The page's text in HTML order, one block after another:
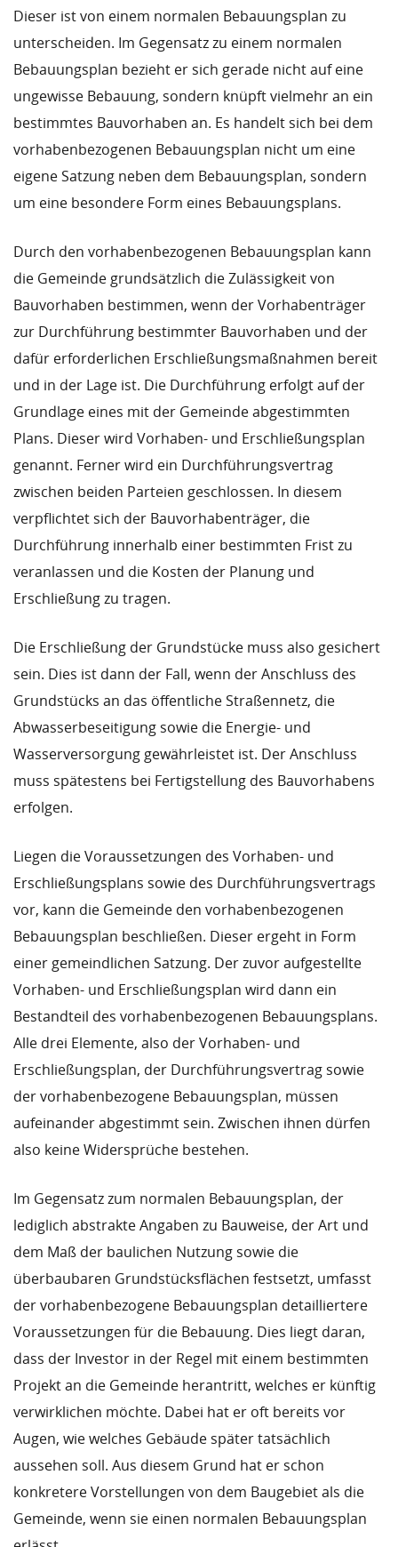
Dieser ist von einem normalen Bebauungsplan zu
unterscheiden. Im Gegensatz zu einem normalen
Bebauungsplan bezieht er sich gerade nicht auf eine
ungewisse Bebauung, sondern knüpft vielmehr an ein
bestimmtes Bauvorhaben an. Es handelt sich bei dem
vorhabenbezogenen Bebauungsplan nicht um eine
eigene Satzung neben dem Bebauungsplan, sondern
um eine besondere Form eines Bebauungsplans.
Durch den vorhabenbezogenen Bebauungsplan kann
die Gemeinde grundsätzlich die Zulässigkeit von
Bauvorhaben bestimmen, wenn der Vorhabenträger
zur Durchführung bestimmter Bauvorhaben und der
dafür erforderlichen Erschließungsmaßnahmen bereit
und in der Lage ist. Die Durchführung erfolgt auf der
Grundlage eines mit der Gemeinde abgestimmten
Plans. Dieser wird Vorhaben- und Erschließungsplan
genannt. Ferner wird ein Durchführungsvertrag
zwischen beiden Parteien geschlossen. In diesem
verpflichtet sich der Bauvorhabenträger, die
Durchführung innerhalb einer bestimmten Frist zu
veranlassen und die Kosten der Planung und
Erschließung zu tragen.
Die Erschließung der Grundstücke muss also gesichert
sein. Dies ist dann der Fall, wenn der Anschluss des
Grundstücks an das öffentliche Straßennetz, die
Abwasserbeseitigung sowie die Energie- und
Wasserversorgung gewährleistet ist. Der Anschluss
muss spätestens bei Fertigstellung des Bauvorhabens
erfolgen.
Liegen die Voraussetzungen des Vorhaben- und
Erschließungsplans sowie des Durchführungsvertrags
vor, kann die Gemeinde den vorhabenbezogenen
Bebauungsplan beschließen. Dieser ergeht in Form
einer gemeindlichen Satzung. Der zuvor aufgestellte
Vorhaben- und Erschließungsplan wird dann ein
Bestandteil des vorhabenbezogenen Bebauungsplans.
Alle drei Elemente, also der Vorhaben- und
Erschließungsplan, der Durchführungsvertrag sowie
der vorhabenbezogene Bebauungsplan, müssen
aufeinander abgestimmt sein. Zwischen ihnen dürfen
also keine Widersprüche bestehen.
Im Gegensatz zum normalen Bebauungsplan, der
lediglich abstrakte Angaben zu Bauweise, der Art und
dem Maß der baulichen Nutzung sowie die
überbaubaren Grundstücksflächen festsetzt, umfasst
der vorhabenbezogene Bebauungsplan detailliertere
Voraussetzungen für die Bebauung. Dies liegt daran,
dass der Investor in der Regel mit einem bestimmten
Projekt an die Gemeinde herantritt, welches er künftig
verwirklichen möchte. Dabei hat er oft bereits vor
Augen, wie welches Gebäude später tatsächlich
aussehen soll. Aus diesem Grund hat er schon
konkretere Vorstellungen von dem Baugebiet als die
Gemeinde, wenn sie einen normalen Bebauungsplan